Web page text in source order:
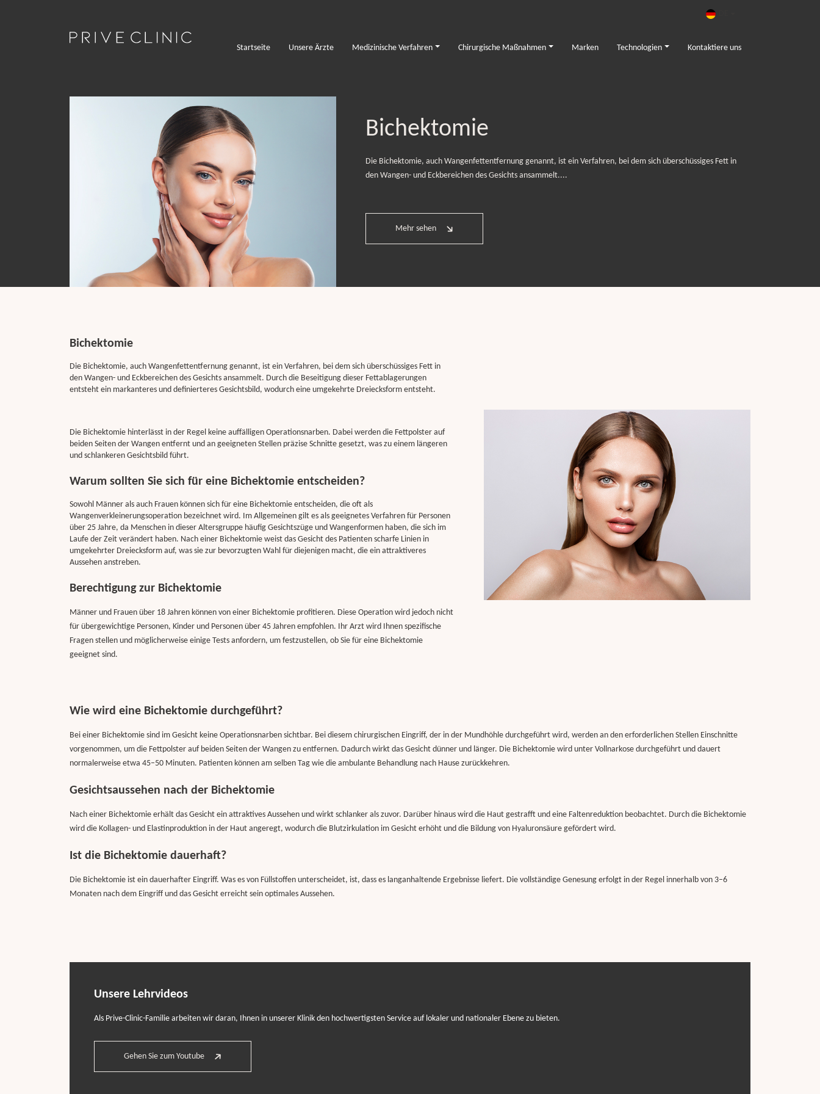
Startseite Unsere Ärzte Medizinische Verfahren Chirurgische Maßnahmen Marken Technologien Kontaktiere uns
Bichektomie
Die Bichektomie, auch Wangenfettentfernung genannt, ist ein Verfahren, bei dem sich überschüssiges Fett in
den Wangen- und Eckbereichen des Gesichts ansammelt....
Mehr sehen
Bichektomie
Die Bichektomie, auch Wangenfettentfernung genannt, ist ein Verfahren, bei dem sich überschüssiges Fett in
den Wangen- und Eckbereichen des Gesichts ansammelt. Durch die Beseitigung dieser Fettablagerungen
entsteht ein markanteres und definierteres Gesichtsbild, wodurch eine umgekehrte Dreiecksform entsteht.
Die Bichektomie hinterlässt in der Regel keine auffälligen Operationsnarben. Dabei werden die Fettpolster auf
beiden Seiten der Wangen entfernt und an geeigneten Stellen präzise Schnitte gesetzt, was zu einem längeren
und schlankeren Gesichtsbild führt.
Warum sollten Sie sich für eine Bichektomie entscheiden?
Sowohl Männer als auch Frauen können sich für eine Bichektomie entscheiden, die oft als
Wangenverkleinerungsoperation bezeichnet wird. Im Allgemeinen gilt es als geeignetes Verfahren für Personen
über 25 Jahre, da Menschen in dieser Altersgruppe häufig Gesichtszüge und Wangenformen haben, die sich im
Laufe der Zeit verändert haben. Nach einer Bichektomie weist das Gesicht des Patienten scharfe Linien in
umgekehrter Dreiecksform auf, was sie zur bevorzugten Wahl für diejenigen macht, die ein attraktiveres
Aussehen anstreben.
Berechtigung zur Bichektomie
Männer und Frauen über 18 Jahren können von einer Bichektomie profitieren. Diese Operation wird jedoch nicht
für übergewichtige Personen, Kinder und Personen über 45 Jahren empfohlen. Ihr Arzt wird Ihnen spezifische
Fragen stellen und möglicherweise einige Tests anfordern, um festzustellen, ob Sie für eine Bichektomie
geeignet sind.
Wie wird eine Bichektomie durchgeführt?
Bei einer Bichektomie sind im Gesicht keine Operationsnarben sichtbar. Bei diesem chirurgischen Eingriff, der in der Mundhöhle durchgeführt wird, werden an den erforderlichen Stellen Einschnitte
vorgenommen, um die Fettpolster auf beiden Seiten der Wangen zu entfernen. Dadurch wirkt das Gesicht dünner und länger. Die Bichektomie wird unter Vollnarkose durchgeführt und dauert
normalerweise etwa 45–50 Minuten. Patienten können am selben Tag wie die ambulante Behandlung nach Hause zurückkehren.
Gesichtsaussehen nach der Bichektomie
Nach einer Bichektomie erhält das Gesicht ein attraktives Aussehen und wirkt schlanker als zuvor. Darüber hinaus wird die Haut gestrafft und eine Faltenreduktion beobachtet. Durch die Bichektomie
wird die Kollagen- und Elastinproduktion in der Haut angeregt, wodurch die Blutzirkulation im Gesicht erhöht und die Bildung von Hyaluronsäure gefördert wird.
Ist die Bichektomie dauerhaft?
Die Bichektomie ist ein dauerhafter Eingriff. Was es von Füllstoffen unterscheidet, ist, dass es langanhaltende Ergebnisse liefert. Die vollständige Genesung erfolgt in der Regel innerhalb von 3–6
Monaten nach dem Eingriff und das Gesicht erreicht sein optimales Aussehen.
Unsere Lehrvideos
Als Prive-Clinic-Familie arbeiten wir daran, Ihnen in unserer Klinik den hochwertigsten Service auf lokaler und nationaler Ebene zu bieten.
Gehen Sie zum Youtube